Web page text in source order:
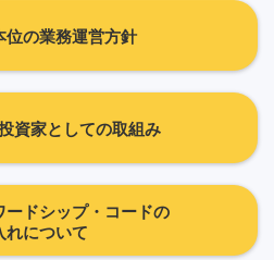
位の業務運営方針
資家としての取組み
ードシップ・コードの
れについて